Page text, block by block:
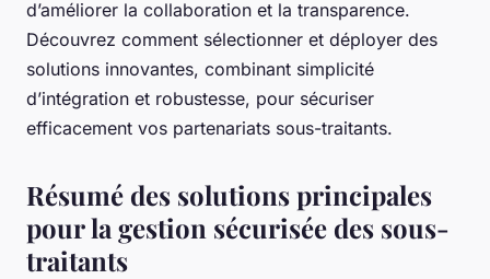
d’améliorer la collaboration et la transparence.
Découvrez comment sélectionner et déployer des
solutions innovantes, combinant simplicité
d’intégration et robustesse, pour sécuriser
efficacement vos partenariats sous-traitants.
Résumé des solutions principales
pour la gestion sécurisée des sous-
traitants